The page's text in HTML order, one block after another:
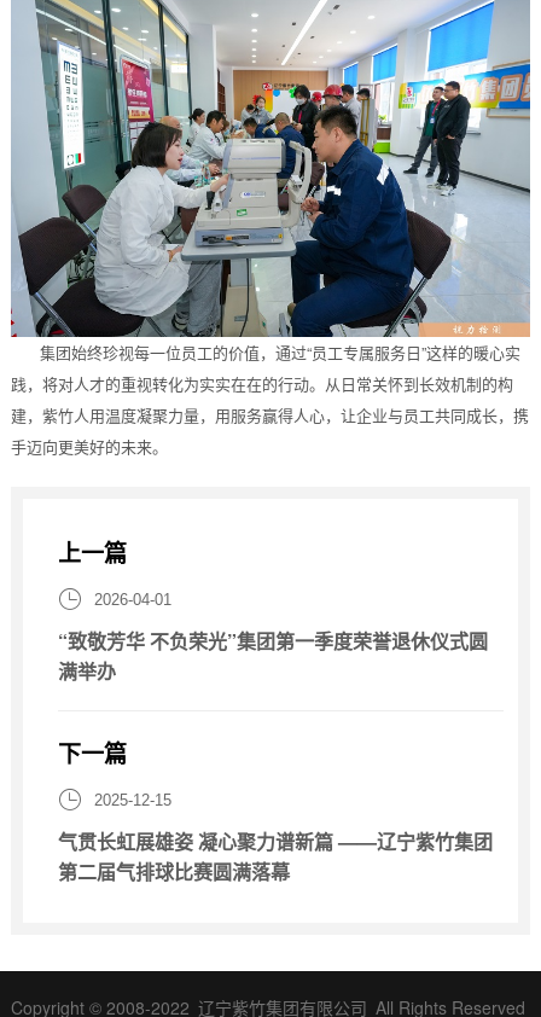
集团始终珍视每一位员工的价值，通过“员工专属服务日”这样的暖心实
践，将对人才的重视转化为实实在在的行动。从日常关怀到长效机制的构
建，紫竹人用温度凝聚力量，用服务赢得人心，让企业与员工共同成长，携
手迈向更美好的未来。
上一篇
 2026-04-01
“致敬芳华 不负荣光”集团第一季度荣誉退休仪式圆
满举办
下一篇
 2025-12-15
气贯长虹展雄姿 凝心聚力谱新篇 ——辽宁紫竹集团
第二届气排球比赛圆满落幕
Copyright © 2008-2022 辽宁紫竹集团有限公司 All Rights Reserved